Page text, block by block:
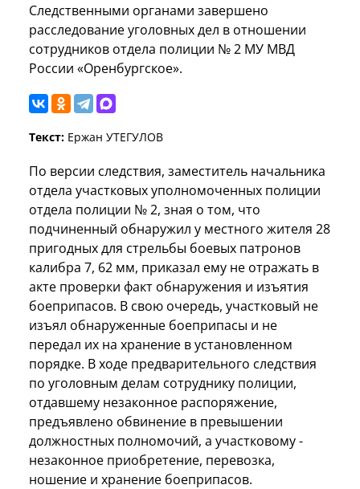
Следственными органами завершено
расследование уголовных дел в отношении
сотрудников отдела полиции № 2 МУ МВД
России «Оренбургское».
Текст: Ержан УТЕГУЛОВ
По версии следствия, заместитель начальника
отдела участковых уполномоченных полиции
отдела полиции № 2, зная о том, что
подчиненный обнаружил у местного жителя 28
пригодных для стрельбы боевых патронов
калибра 7, 62 мм, приказал ему не отражать в
акте проверки факт обнаружения и изъятия
боеприпасов. В свою очередь, участковый не
изъял обнаруженные боеприпасы и не
передал их на хранение в установленном
порядке. В ходе предварительного следствия
по уголовным делам сотруднику полиции,
отдавшему незаконное распоряжение,
предъявлено обвинение в превышении
должностных полномочий, а участковому -
незаконное приобретение, перевозка,
ношение и хранение боеприпасов.